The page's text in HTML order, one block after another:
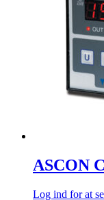
ASCON
Log ind for at